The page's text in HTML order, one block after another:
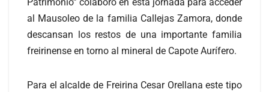
Patrimonio” colaboró en esta jornada para acceder
al Mausoleo de la familia Callejas Zamora, donde
descansan los restos de una importante familia
freirinense en torno al mineral de Capote Aurífero.
Para el alcalde de Freirina Cesar Orellana este tipo